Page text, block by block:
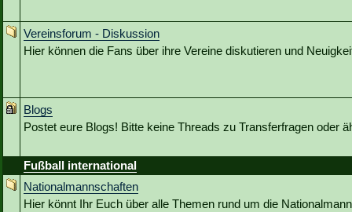
Vereinsforum - Diskussion
Hier können die Fans über ihre Vereine diskutieren und
Blogs
Postet eure Blogs! Bitte keine Threads zu Transferfragen oder
Fußball international
Nationalmannschaften
Hier könnt Ihr Euch über alle Themen rund um die